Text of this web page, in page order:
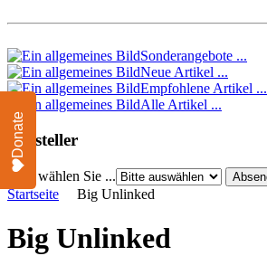
Sonderangebote ...
Neue Artikel ...
Empfohlene Artikel ...
Alle Artikel ...
Hersteller
Bitte wählen Sie ...
Startseite
Big Unlinked
Big Unlinked
Donate